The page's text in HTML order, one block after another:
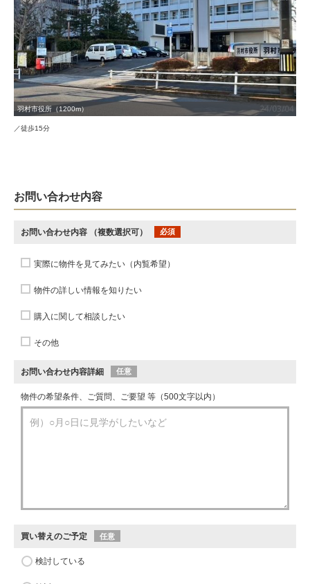
羽村市役所（1200m）
／徒歩15分
お問い合わせ内容
お問い合わせ内容 （複数選択可） 必須
実際に物件を見てみたい（内覧希望）
物件の詳しい情報を知りたい
購入に関して相談したい
その他
お問い合わせ内容詳細 任意
物件の希望条件、ご質問、ご要望 等（500文字以内）
買い替えのご予定 任意
検討している